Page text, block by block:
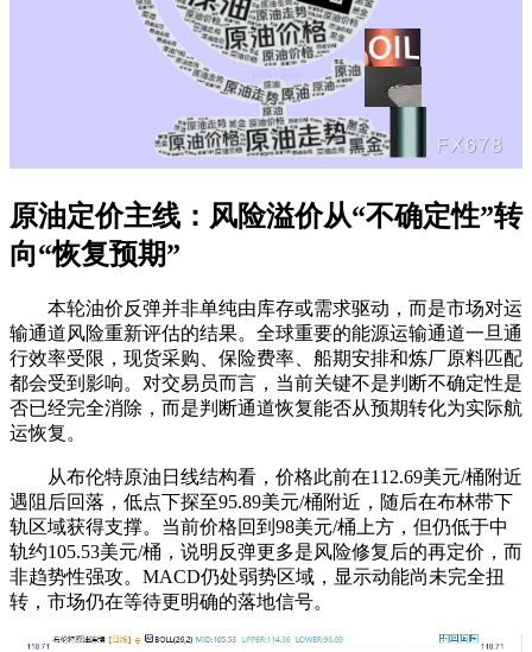
原油定价主线：风险溢价从“不确定性”转
向“恢复预期”
本轮油价反弹并非单纯由库存或需求驱动，而是市场对运
输通道风险重新评估的结果。全球重要的能源运输通道一旦通
行效率受限，现货采购、保险费率、船期安排和炼厂原料匹配
都会受到影响。对交易员而言，当前关键不是判断不确定性是
否已经完全消除，而是判断通道恢复能否从预期转化为实际航
运恢复。
从布伦特原油日线结构看，价格此前在112.69美元/桶附近
遇阻后回落，低点下探至95.89美元/桶附近，随后在布林带下
轨区域获得支撑。当前价格回到98美元/桶上方，但仍低于中
轨约105.53美元/桶，说明反弹更多是风险修复后的再定价，而
非趋势性强攻。MACD仍处弱势区域，显示动能尚未完全扭
转，市场仍在等待更明确的落地信号。